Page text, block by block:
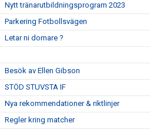
Nytt tränarutbildningsprogram 2023
Parkering Fotbollsvägen
Letar ni domare ?
Besök av Ellen Gibson
STÖD STUVSTA IF
Nya rekommendationer & riktlinjer
Regler kring matcher